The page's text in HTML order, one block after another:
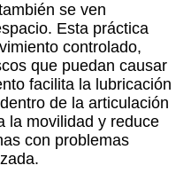
se ven
Esta práctica
controlado,
que puedan causar
facilita la lubricación
de la articulación
la movilidad y reduce
con problemas